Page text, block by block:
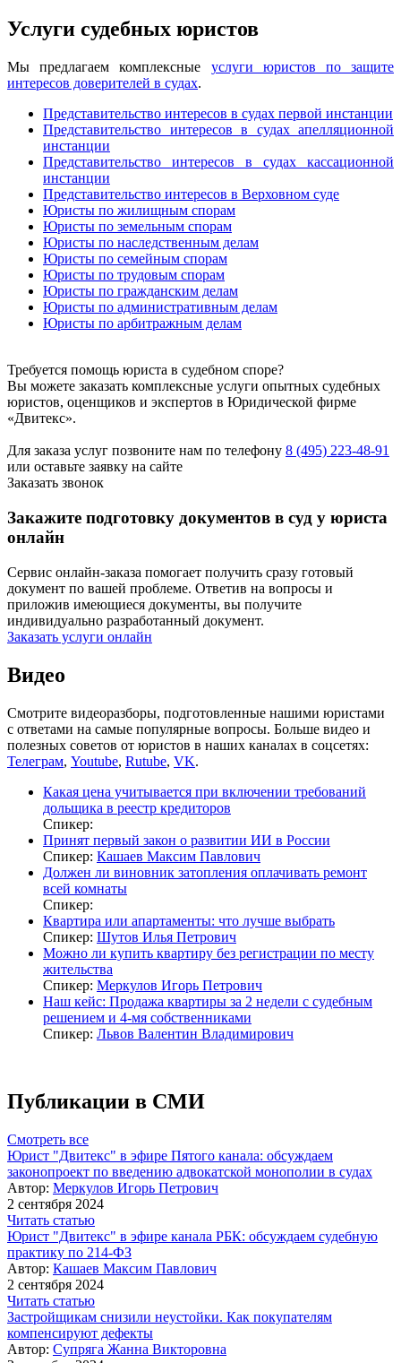
Услуги судебных юристов
Мы предлагаем комплексные услуги юристов по защите
интересов доверителей в судах.
Представительство интересов в судах первой инстанции
Представительство интересов в судах апелляционной
инстанции
Представительство интересов в судах кассационной
инстанции
Представительство интересов в Верховном суде
Юристы по жилищным спорам
Юристы по земельным спорам
Юристы по наследственным делам
Юристы по семейным спорам
Юристы по трудовым спорам
Юристы по гражданским делам
Юристы по административным делам
Юристы по арбитражным делам
Требуется помощь юриста в судебном споре?
Вы можете заказать комплексные услуги опытных судебных
юристов, оценщиков и экспертов в Юридической фирме
«Двитекс».
Для заказа услуг позвоните нам по телефону 8 (495) 223-48-91
или оставьте заявку на сайте
Заказать звонок
Закажите подготовку документов в суд у юриста
онлайн
Сервис онлайн-заказа помогает получить сразу готовый
документ по вашей проблеме. Ответив на вопросы и
приложив имеющиеся документы, вы получите
индивидуально разработанный документ.
Заказать услуги онлайн
Видео
Смотрите видеоразборы, подготовленные нашими юристами
с ответами на самые популярные вопросы. Больше видео и
полезных советов от юристов в наших каналах в соцсетях:
Телеграм, Youtube, Rutube, VK.
Какая цена учитывается при включении требований
дольщика в реестр кредиторов
Спикер:
Принят первый закон о развитии ИИ в России
Спикер: Кашаев Максим Павлович
Должен ли виновник затопления оплачивать ремонт
всей комнаты
Спикер:
Квартира или апартаменты: что лучше выбрать
Спикер: Шутов Илья Петрович
Можно ли купить квартиру без регистрации по месту
жительства
Спикер: Меркулов Игорь Петрович
Наш кейс: Продажа квартиры за 2 недели с судебным
решением и 4-мя собственниками
Спикер: Львов Валентин Владимирович
Публикации в СМИ
Смотреть все
Юрист "Двитекс" в эфире Пятого канала: обсуждаем
законопроект по введению адвокатской монополии в судах
Автор: Меркулов Игорь Петрович
2 сентября 2024
Читать статью
Юрист "Двитекс" в эфире канала РБК: обсуждаем судебную
практику по 214-ФЗ
Автор: Кашаев Максим Павлович
2 сентября 2024
Читать статью
Застройщикам снизили неустойки. Как покупателям
компенсируют дефекты
Автор: Супряга Жанна Викторовна